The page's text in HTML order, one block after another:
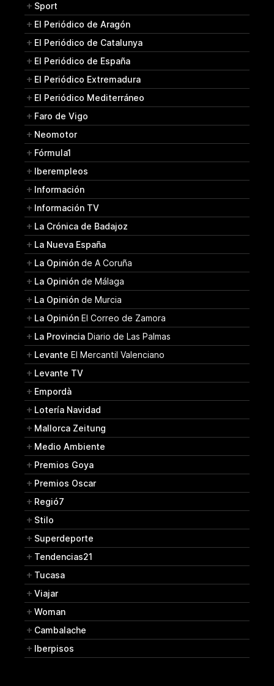
Sport
El Periódico de Aragón
El Periódico de Catalunya
El Periódico de España
El Periódico Extremadura
El Periódico Mediterráneo
Faro de Vigo
Neomotor
Fórmula1
Iberempleos
Información
Información TV
La Crónica de Badajoz
La Nueva España
La Opinión de A Coruña
La Opinión de Málaga
La Opinión de Murcia
La Opinión El Correo de Zamora
La Provincia Diario de Las Palmas
Levante El Mercantil Valenciano
Levante TV
Empordà
Lotería Navidad
Mallorca Zeitung
Medio Ambiente
Premios Goya
Premios Oscar
Regió7
Stilo
Superdeporte
Tendencias21
Tucasa
Viajar
Woman
Cambalache
Iberpisos